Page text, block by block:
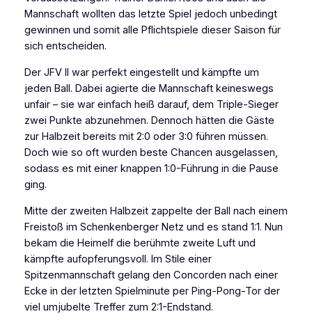
Mannschaft wollten das letzte Spiel jedoch unbedingt
gewinnen und somit alle Pflichtspiele dieser Saison für
sich entscheiden.
Der JFV II war perfekt eingestellt und kämpfte um
jeden Ball. Dabei agierte die Mannschaft keineswegs
unfair – sie war einfach heiß darauf, dem Triple-Sieger
zwei Punkte abzunehmen. Dennoch hätten die Gäste
zur Halbzeit bereits mit 2:0 oder 3:0 führen müssen.
Doch wie so oft wurden beste Chancen ausgelassen,
sodass es mit einer knappen 1:0-Führung in die Pause
ging.
Mitte der zweiten Halbzeit zappelte der Ball nach einem
Freistoß im Schenkenberger Netz und es stand 1:1. Nun
bekam die Heimelf die berühmte zweite Luft und
kämpfte aufopferungsvoll. Im Stile einer
Spitzenmannschaft gelang den Concorden nach einer
Ecke in der letzten Spielminute per Ping-Pong-Tor der
viel umjubelte Treffer zum 2:1-Endstand.